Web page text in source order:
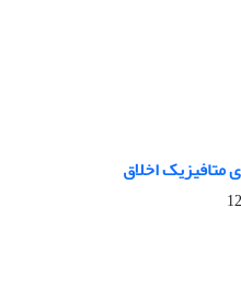
متافیزیک اخلاق